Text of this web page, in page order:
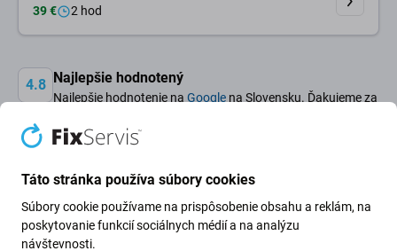
39 €
2 hod
4.8 Najlepšie hodnotený
Najlepšie hodnotenie na Google na Slovensku. Ďakujeme za
Naše 3 pobočky otvorené 9:00 - 21:00.
Záruka kvality
Táto stránka používa súbory cookies
Súbory cookie používame na prispôsobenie obsahu a reklám, na
poskytovanie funkcií sociálnych médií a na analýzu
návštevnosti.